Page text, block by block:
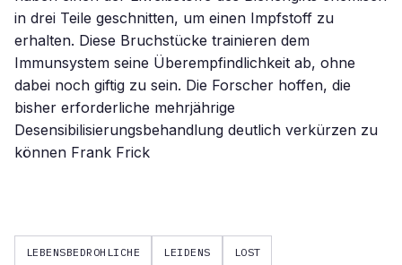
in drei Teile geschnitten, um einen Impfstoff zu
erhalten. Diese Bruchstücke trainieren dem
Immunsystem seine Überempfindlichkeit ab, ohne
dabei noch giftig zu sein. Die Forscher hoffen, die
bisher erforderliche mehrjährige
Desensibilisierungsbehandlung deutlich verkürzen zu
können Frank Frick
LEBENSBEDROHLICHE LEIDENS LOST